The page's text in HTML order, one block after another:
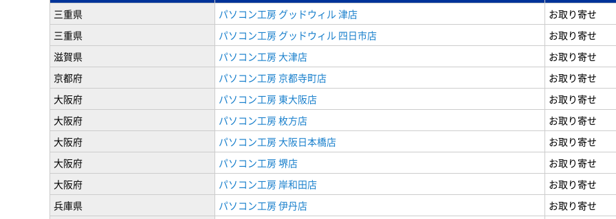
三重県
パソコン工房 グッドウィル 津店
お取り寄せ
三重県
パソコン工房 グッドウィル 四日市店
お取り寄せ
滋賀県
パソコン工房 大津店
お取り寄せ
京都府
パソコン工房 京都寺町店
お取り寄せ
大阪府
パソコン工房 東大阪店
お取り寄せ
大阪府
パソコン工房 枚方店
お取り寄せ
大阪府
パソコン工房 大阪日本橋店
お取り寄せ
大阪府
パソコン工房 堺店
お取り寄せ
大阪府
パソコン工房 岸和田店
お取り寄せ
兵庫県
パソコン工房 伊丹店
お取り寄せ